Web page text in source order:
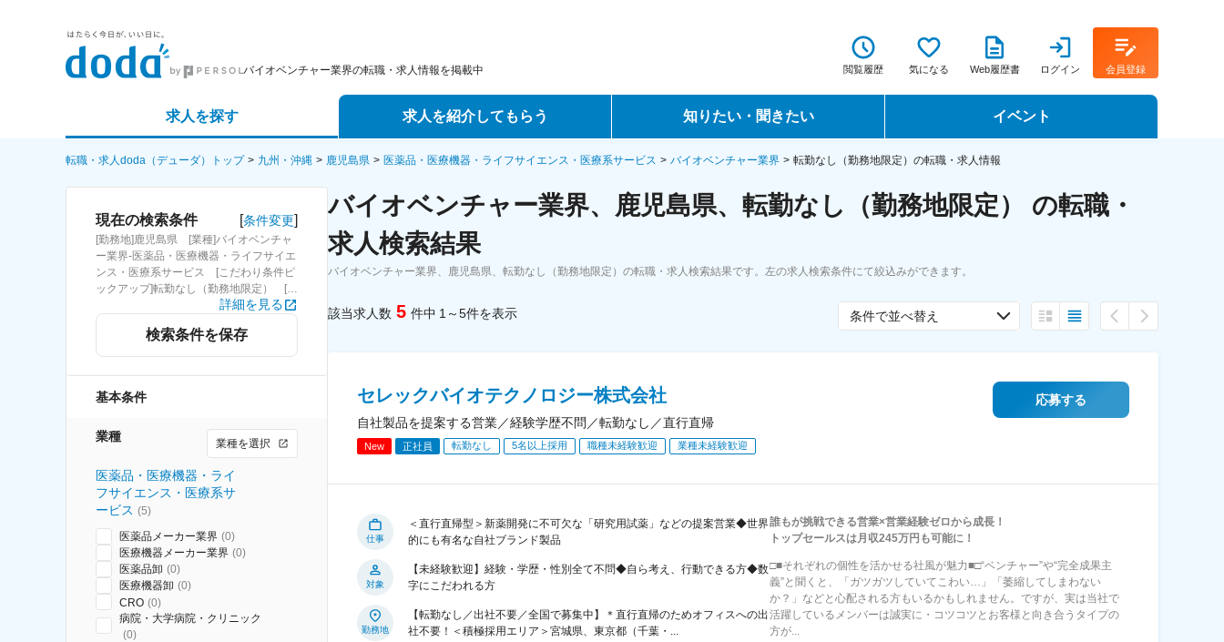
バイオベンチャー業界の転職・求人情報を掲載中 閲覧履歴 気になる Web履歴書 ログイン 会員登録
求人を探す
詳細条件から探す
求人特集から探す
求人を紹介してもらう
エージェントサービス
スカウトサービス
パートナーエージェントサービス
知りたい・聞きたい
転職ノウハウ
データで見る転職
イベント
転職イベント・転職セミナー
転職フェア
転職・求人doda（デューダ）トップ 九州・沖縄 鹿児島県 医薬品・医療機器・ライフサイエンス・医療系サービス バイオベンチャー業界 転勤なし（勤務地限定）の転職・求人情報
現在の検索条件 [条件変更]
[勤務地]鹿児島県 [業種]バイオベンチャ
ー業界-医薬品・医療機器・ライフサイエ
ンス・医療系サービス [こだわり条件ピ
ックアップ]転勤なし（勤務地限定） [詳
細条件](募集・採用情報)転勤なし（勤務
地限定）
詳細を見る
検索条件を保存
基本条件
業種 業種を選択
医薬品・医療機器・ライ
フサイエンス・医療系サ
ービス (5)
医薬品メーカー業界 (0)
医療機器メーカー業界 (0)
医薬品卸 (0)
医療機器卸 (0)
CRO (0)
病院・大学病院・クリニック
(0)
バイオベンチャー業界、鹿児島県、転勤なし（勤務地限定） の転職・
求人検索結果
バイオベンチャー業界、鹿児島県、転勤なし（勤務地限定）の転職・求人検索結果です。左の求人検索条件にて絞込みができます。
該当求人数 5 件中 1～5件を表示 条件で並べ替え
セレックバイオテクノロジー株式会社
自社製品を提案する営業／経験学歴不問／転勤なし／直行直帰
New 正社員 転勤なし 5名以上採用 職種未経験歓迎 業種未経験歓迎
応募する
仕事
＜直行直帰型＞新薬開発に不可欠な「研究用試薬」などの提案営業◆世界
的にも有名な自社ブランド製品
対象
【未経験歓迎】経験・学歴・性別全て不問◆自ら考え、行動できる方◆数
字にこだわれる方
勤務地
【転勤なし／出社不要／全国で募集中】＊直行直帰のためオフィスへの出
社不要！＜積極採用エリア＞宮城県、東京都（千葉・...
誰もが挑戦できる営業×営業経験ゼロから成長！
トップセールスは月収245万円も可能に！
□■それぞれの個性を活かせる社風が魅力■□“ベンチャー”や“完全成果主
義”と聞くと、「ガツガツしていてこわい…」「萎縮してしまわない
か？」などと心配される方もいるかもしれません。ですが、実は当社で
活躍しているメンバーは誠実に・コツコツとお客様と向き合うタイプの
方が...